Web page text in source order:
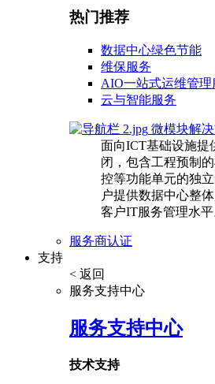
热门推荐
数据中心绿色节能
维保服务
AIO一站式运维管理
云与智能服务
微模块解
面向ICT基础设施提
闭，包含工程预制
控等功能单元的独
户提供数据中心整
客户IT服务管理水平
服务商认证
支持
< 返回
服务支持中心
服务支持中心
技术支持